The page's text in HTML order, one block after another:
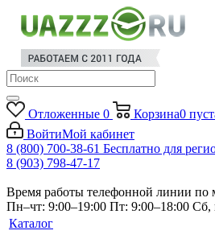
Отложенные 0 Корзина0
ВойтиМой кабинет
8 (800) 700-38-61 Бесплатно для
8 (903) 798-47-17
Время работы телефонной линии по
Пн–чт: 9:00–19:00 Пт: 9:00–18:00 Сб,
Каталог